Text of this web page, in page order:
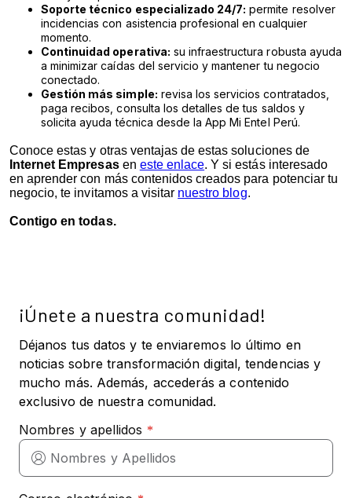
Soporte técnico especializado 24/7: permite resolver
incidencias con asistencia profesional en cualquier
momento.
Continuidad operativa: su infraestructura robusta ayuda
a minimizar caídas del servicio y mantener tu negocio
conectado.
Gestión más simple: revisa los servicios contratados,
paga recibos, consulta los detalles de tus saldos y
solicita ayuda técnica desde la App Mi Entel Perú.
Conoce estas y otras ventajas de estas soluciones de
Internet Empresasen este enlace. Y si estás interesado
en aprender con más contenidos creados para potenciar tu
negocio, te invitamos a visitar nuestro blog.
Contigo en todas.
¡Únete a nuestra comunidad!
Déjanos tus datos y te enviaremos lo último en
noticias sobre transformación digital, tendencias y
mucho más. Además, accederás a contenido
exclusivo de nuestra comunidad.